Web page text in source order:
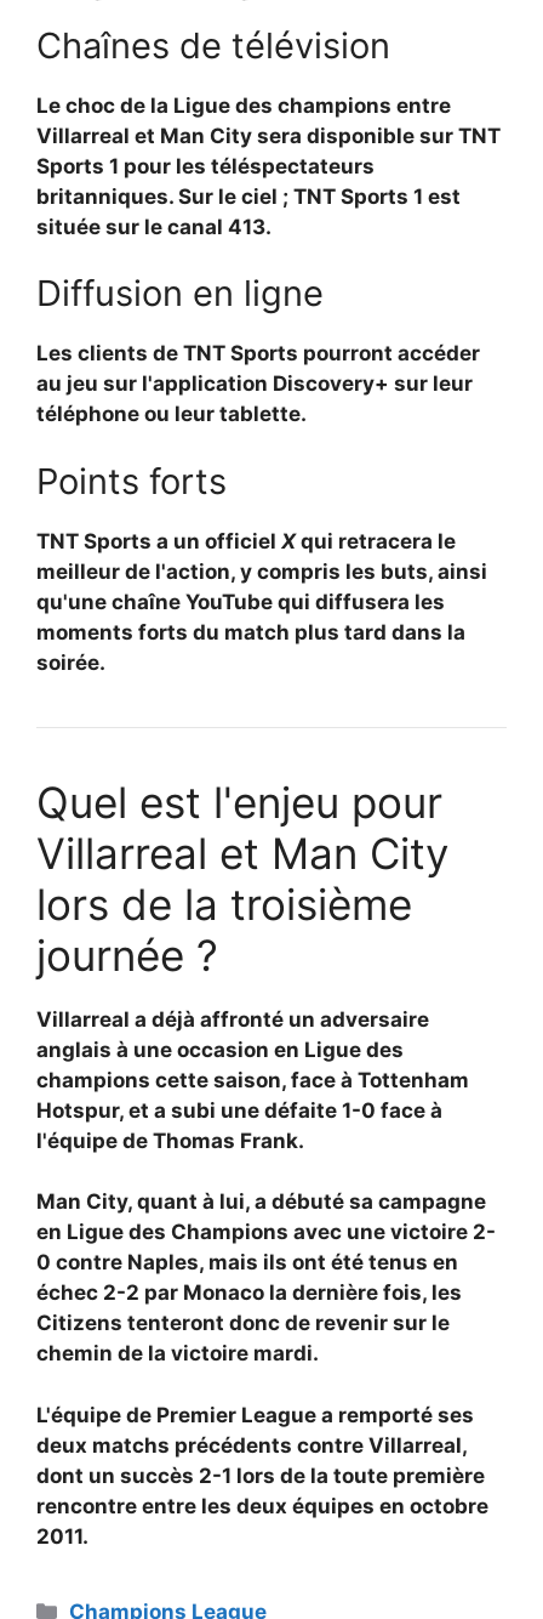
Chaînes de télévision
Le choc de la Ligue des champions entre
Villarreal et Man City sera disponible sur TNT
Sports 1 pour les téléspectateurs
britanniques. Sur le ciel ; TNT Sports 1 est
située sur le canal 413.
Diffusion en ligne
Les clients de TNT Sports pourront accéder
au jeu sur l'application Discovery+ sur leur
téléphone ou leur tablette.
Points forts
TNT Sports a un officiel Xqui retracera le
meilleur de l'action, y compris les buts, ainsi
qu'une chaîne YouTube qui diffusera les
moments forts du match plus tard dans la
soirée.
Quel est l'enjeu pour
Villarreal et Man City
lors de la troisième
journée ?
Villarreal a déjà affronté un adversaire
anglais à une occasion en Ligue des
champions cette saison, face à Tottenham
Hotspur, et a subi une défaite 1-0 face à
l'équipe de Thomas Frank.
Man City, quant à lui, a débuté sa campagne
en Ligue des Champions avec une victoire 2-
0 contre Naples, mais ils ont été tenus en
échec 2-2 par Monaco la dernière fois, les
Citizens tenteront donc de revenir sur le
chemin de la victoire mardi.
L'équipe de Premier League a remporté ses
deux matchs précédents contre Villarreal,
dont un succès 2-1 lors de la toute première
rencontre entre les deux équipes en octobre
2011.
Catégories
Champions League